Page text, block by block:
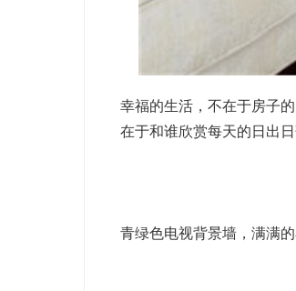
幸福的生活，不在于房子
在于和谁欣赏每天的日出
青绿色电视背景墙，满满